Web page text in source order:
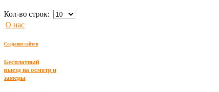
Кол-во строк:
О нас
Создание сайтов
Бесплатный
выезд на осмотр и
замеры